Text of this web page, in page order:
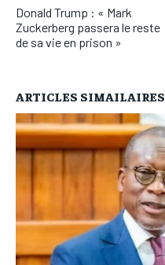
Donald Trump : « Mark
Zuckerberg passera le reste
de sa vie en prison »
ARTICLES SIMAILAIRES